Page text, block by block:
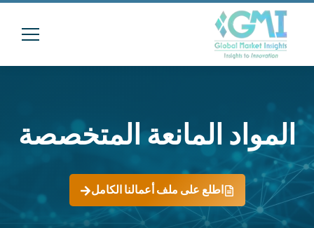
المواد المانعة المتخصصة
اطلع على ملف أعمالنا الكامل